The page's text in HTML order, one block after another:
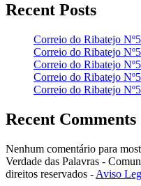
Recent Posts
Correio do Ribatejo
Correio do Ribatejo
Correio do Ribatejo
Correio do Ribatejo
Correio do Ribatejo
Recent Comments
Nenhum comentário para
Verdade das Palavras -
direitos reservados - Aviso